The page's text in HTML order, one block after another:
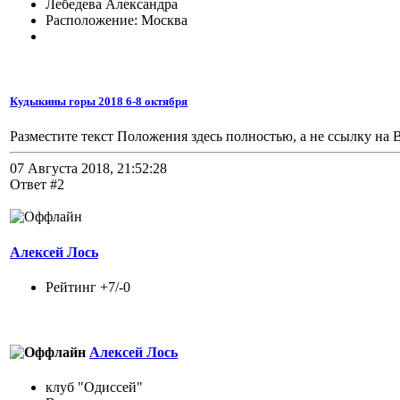
Лебедева Александра
Расположение: Москва
Кудыкины горы 2018 6-8 октября
Разместите текст Положения здесь полностью, а не ссылку на
07 Августа 2018, 21:52:28
Ответ #2
Алексей Лось
Рейтинг +7/-0
Алексей Лось
клуб "Одиссей"